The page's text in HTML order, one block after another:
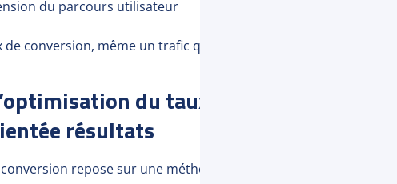
du parcours utilisateur
conversion, même un trafic qualifié ne génère pas de résultats.
du taux de conversion
résultats
repose sur une méthodologie data-driven :